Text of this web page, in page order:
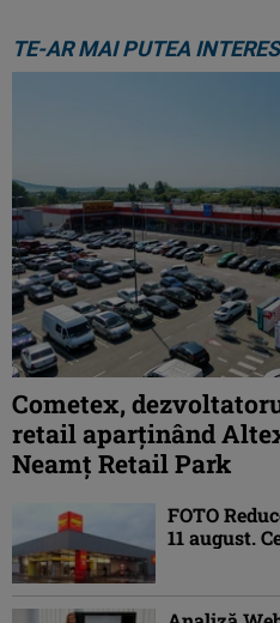
TE-AR MAI PUTEA
Cometex,
retail aparținând
Neamț Retail Park
FOTO
11 august.